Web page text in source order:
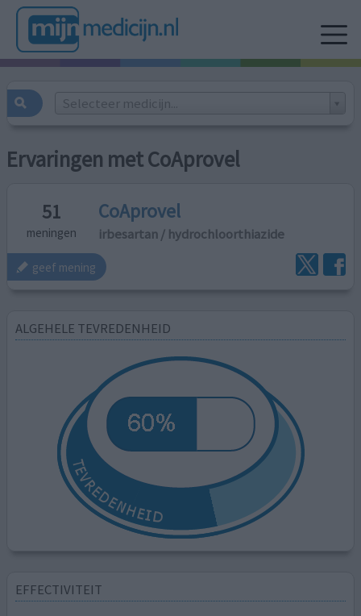
Selecteer medicijn...
Ervaringen met CoAprovel
51
meningen
CoAprovel
irbesartan / hydrochloorthiazide
geef mening
ALGEHELE TEVREDENHEID
EFFECTIVITEIT